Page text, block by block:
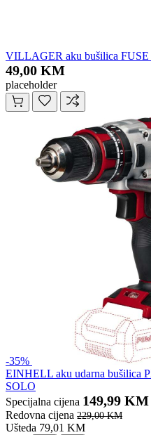
VILLAGER aku bušilica FUSE
49,00 KM
placeholder
-35%
EINHELL aku udarna bušilica
SOLO
Specijalna cijena 149,99 KM
Redovna cijena 229,00 KM
Ušteda 79,01 KM